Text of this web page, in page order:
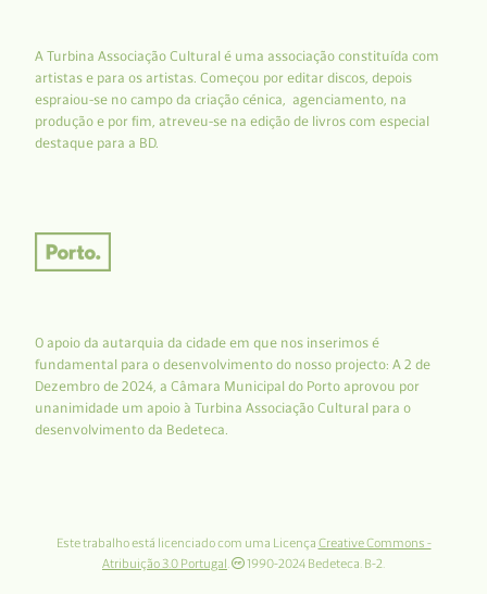
A Turbina Associação Cultural é uma associação constituída com
artistas e para os artistas. Começou por editar discos, depois
espraiou-se no campo da criação cénica, agenciamento, na
produção e por fim, atreveu-se na edição de livros com especial
destaque para a BD.
O apoio da autarquia da cidade em que nos inserimos é
fundamental para o desenvolvimento do nosso projecto: A 2 de
Dezembro de 2024, a Câmara Municipal do Porto aprovou por
unanimidade um apoio à Turbina Associação Cultural para o
desenvolvimento da Bedeteca.
Este trabalho está licenciado com uma Licença Creative Commons -
Atribuição 3.0 Portugal. 1990-2024 Bedeteca. B-2.